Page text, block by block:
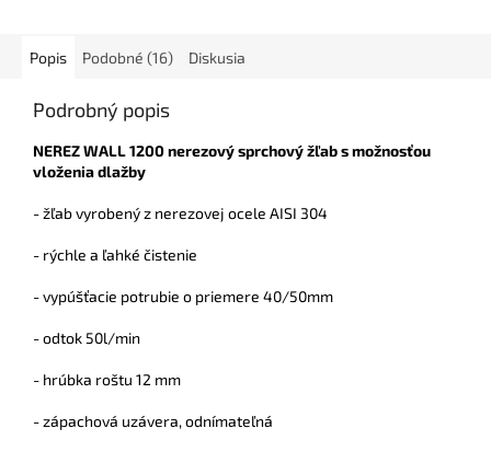
Popis Podobné (16) Diskusia
Podrobný popis
NEREZ WALL 1200 nerezový sprchový žľab s možnosťou
vloženia dlažby
- žľab vyrobený z nerezovej ocele AISI 304
- rýchle a ľahké čistenie
- vypúšťacie potrubie o priemere 40/50mm
- odtok 50l/min
- hrúbka roštu 12 mm
- zápachová uzávera, odnímateľná